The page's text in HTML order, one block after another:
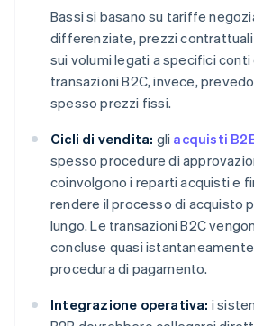
Bassi si basano su tariffe
differenziate, prezzi
sui volumi legati a specifici conti
transazioni B2C, invece,
spesso prezzi fissi.
Cicli di vendita: gli acquisti
spesso procedure di
coinvolgono i reparti acquisti e
rendere il processo di acquisto
lungo. Le transazioni B2C
concluse quasi
procedura di pagamento.
Integrazione operativa: i